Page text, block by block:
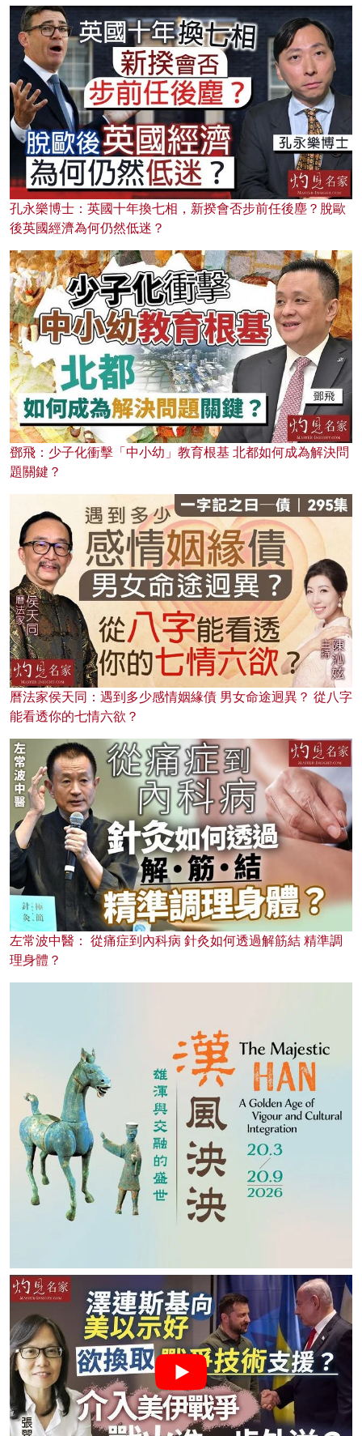
孔永樂博士：英國十年換七相，新揆會否步前任後塵？脫歐
後英國經濟為何仍然低迷？
鄧飛：少子化衝擊「中小幼」教育根基 北都如何成為解決問
題關鍵？
曆法家侯天同：遇到多少感情姻緣債 男女命途迥異？ 從八字
能看透你的七情六欲？
左常波中醫： 從痛症到內科病 針灸如何透過解筋結 精準調
理身體？